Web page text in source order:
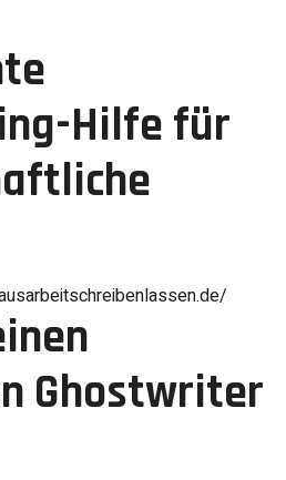
Hilfe für
Ghostwriter